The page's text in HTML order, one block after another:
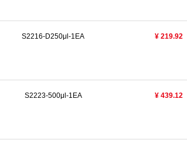
S2216-D250μl-1EA ¥ 219.92
S2223-500μl-1EA ¥ 439.12